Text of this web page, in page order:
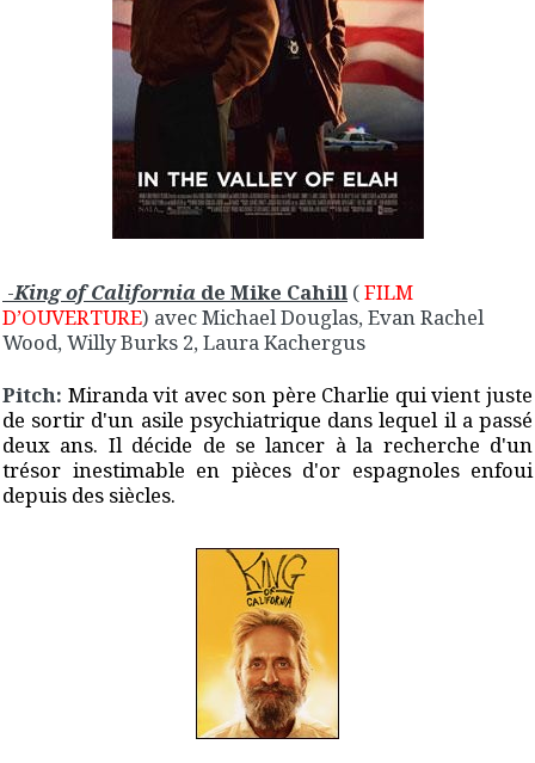
-King of California de Mike Cahill (FILM
D’OUVERTURE) avec Michael Douglas, Evan Rachel
Wood, Willy Burks 2, Laura Kachergus
Pitch: Miranda vit avec son père Charlie qui vient juste
de sortir d'un asile psychiatrique dans lequel il a passé
deux ans. Il décide de se lancer à la recherche d'un
trésor inestimable en pièces d'or espagnoles enfoui
depuis des siècles.